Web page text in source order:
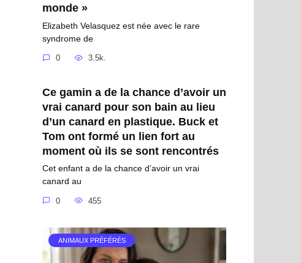
monde »
Elizabeth Velasquez est née avec le rare
syndrome de
0 3.5k.
Ce gamin a de la chance d’avoir un
vrai canard pour son bain au lieu
d’un canard en plastique. Buck et
Tom ont formé un lien fort au
moment où ils se sont rencontrés
Cet enfant a de la chance d’avoir un vrai
canard au
0 455
ANIMAUX PRÉFÉRÉS